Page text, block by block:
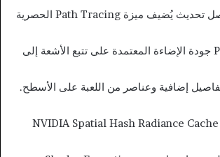
في شهر يونيو، سيصل تحديث يُضيف ميزة Path Tracing الحصرية
تقنية Path Tracing جودة الإضاءة المعتمدة على تتبع الأشعة إلى
إضافية وعناصر من اللعبة على الأسطح.
الاستفادة من تقنية NVIDIA Spatial Hash Radiance Cache